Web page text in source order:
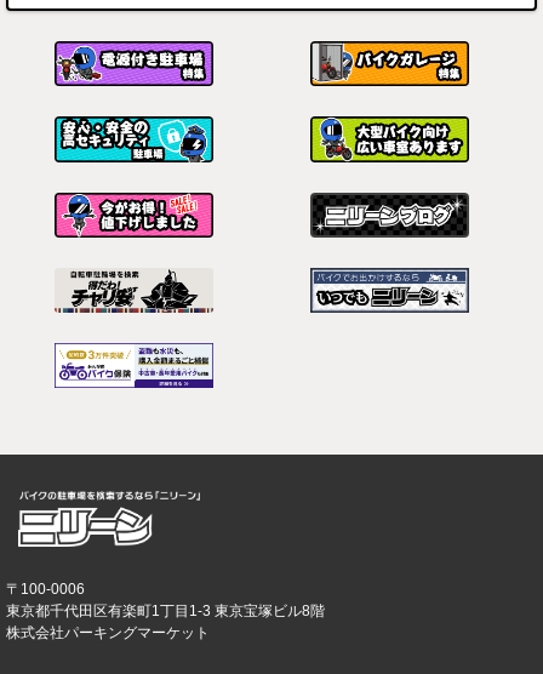
〒100-0006
東京都千代田区有楽町1丁目1-3 東京宝塚ビル8階
株式会社パーキングマーケット